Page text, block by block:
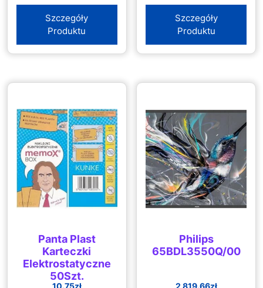
Szczegóły
Produktu
Szczegóły
Produktu
Panta Plast
Karteczki
Elektrostatyczne
50Szt.
10.75zł
Philips
65BDL3550Q/00
2 819.66zł